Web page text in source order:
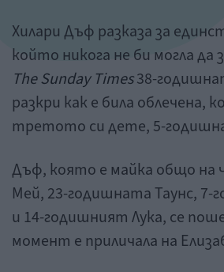
Хилари Дъф разказа за
който никога не би могла да
TheSunday Times38-
разкри как е била облечена,
третото си дете, 5-
Дъф, която е майка общо на
Мей, 23-годишната Таунс, 7-
и 14-годишният Лука, се
момент е приличала на